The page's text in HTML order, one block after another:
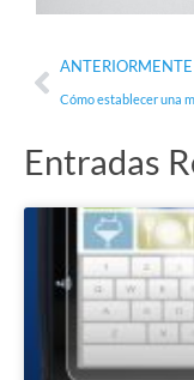
AntANTERIORMENTE
Entradas